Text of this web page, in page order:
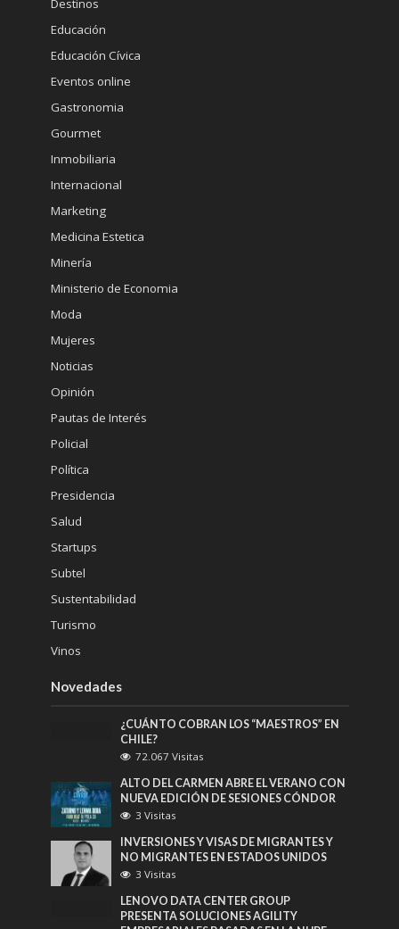
Destinos
Educación
Educación Cívica
Eventos online
Gastronomia
Gourmet
Inmobiliaria
Internacional
Marketing
Medicina Estetica
Minería
Ministerio de Economia
Moda
Mujeres
Noticias
Opinión
Pautas de Interés
Policial
Política
Presidencia
Salud
Startups
Subtel
Sustentabilidad
Turismo
Vinos
Novedades
¿CUÁNTO COBRAN LOS “MAESTROS” EN
CHILE?
72.067 Visitas
ALTO DEL CARMEN ABRE EL VERANO CON
NUEVA EDICIÓN DE SESIONES CÓNDOR
3 Visitas
INVERSIONES Y VISAS DE MIGRANTES Y
NO MIGRANTES EN ESTADOS UNIDOS
3 Visitas
LENOVO DATA CENTER GROUP
PRESENTA SOLUCIONES AGILITY